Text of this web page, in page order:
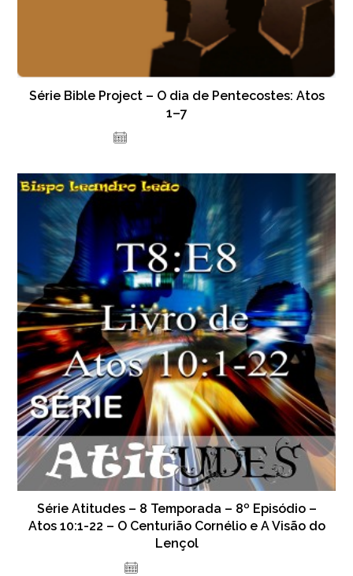
Série Bible Project – O dia de Pentecostes: Atos
1–7
Série Atitudes – 8 Temporada – 8º Episódio –
Atos 10:1-22 – O Centurião Cornélio e A Visão do
Lençol